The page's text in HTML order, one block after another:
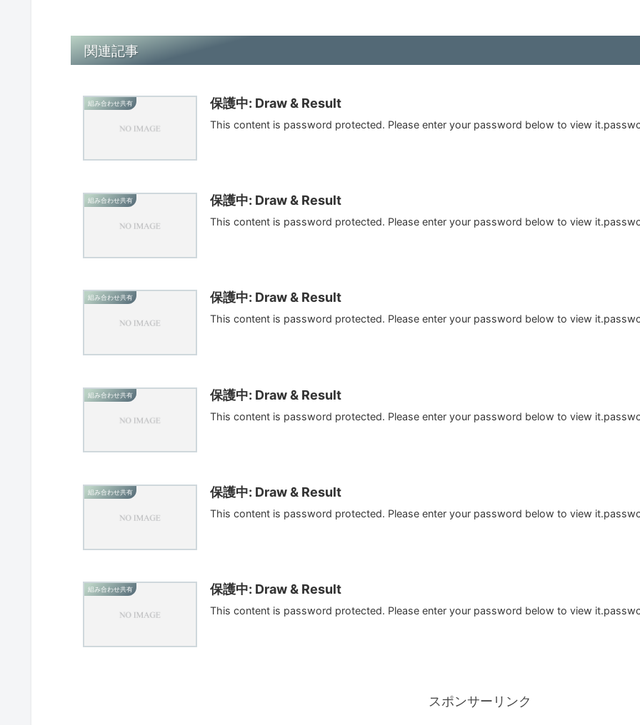
関連記事
組み合わせ共有 保護中: Draw & Result
This content is password protected. Please enter your password below to view
組み合わせ共有 保護中: Draw & Result
This content is password protected. Please enter your password below to view
組み合わせ共有 保護中: Draw & Result
This content is password protected. Please enter your password below to view
組み合わせ共有 保護中: Draw & Result
This content is password protected. Please enter your password below to view
組み合わせ共有 保護中: Draw & Result
This content is password protected. Please enter your password below to view
組み合わせ共有 保護中: Draw & Result
This content is password protected. Please enter your password below to view
スポンサーリンク